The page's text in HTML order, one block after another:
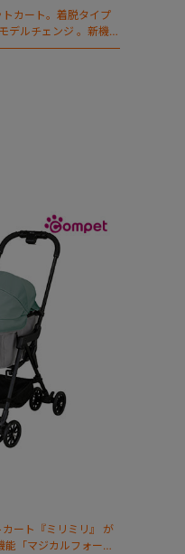
カート。着脱タイプ
デルチェンジ 。新機能
」搭載
ート『ミリミリ』 が
「マジカルフォール